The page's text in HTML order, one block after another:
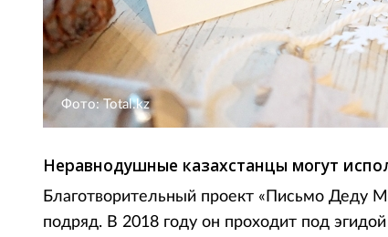
Фото: Total.kz
Неравнодушные казахстанцы могут
Благотворительный проект «Письмо Деду
подряд. В 2018 году он проходит под